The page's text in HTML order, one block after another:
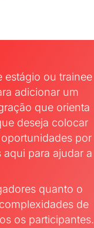
estágio ou trainee
adicionar um
que orienta
deseja colocar
por
para ajudar a
quanto o
de
os participantes.